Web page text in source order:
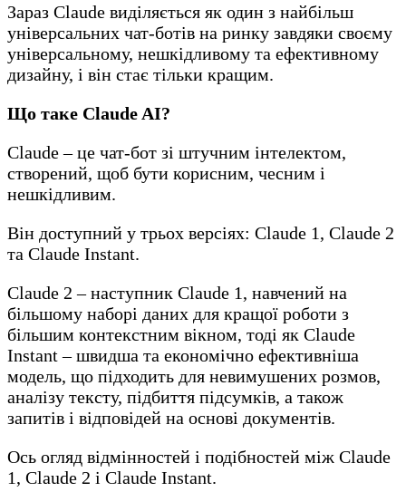
Зараз Claude виділяється як один з найбільш
універсальних чат-ботів на ринку завдяки своєму
універсальному, нешкідливому та ефективному
дизайну, і він стає тільки кращим.
Що таке Claude AI?
Claude – це чат-бот зі штучним інтелектом,
створений, щоб бути корисним, чесним і
нешкідливим.
Він доступний у трьох версіях: Claude 1, Claude 2
та Claude Instant.
Claude 2 – наступник Claude 1, навчений на
більшому наборі даних для кращої роботи з
більшим контекстним вікном, тоді як Claude
Instant – швидша та економічно ефективніша
модель, що підходить для невимушених розмов,
аналізу тексту, підбиття підсумків, а також
запитів і відповідей на основі документів.
Ось огляд відмінностей і подібностей між Claude
1, Claude 2 і Claude Instant.